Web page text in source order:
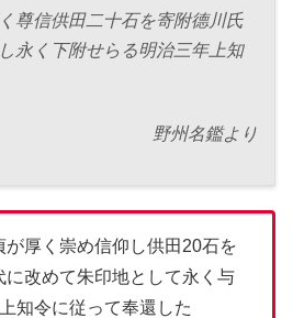
尊信供田二十石を寄附德川氏
永く下附せらる明治三年上知
野州名鑑より
が厚く崇め信仰し供田20石を
に改めて朱印地として永く与
知令に従って奉還した